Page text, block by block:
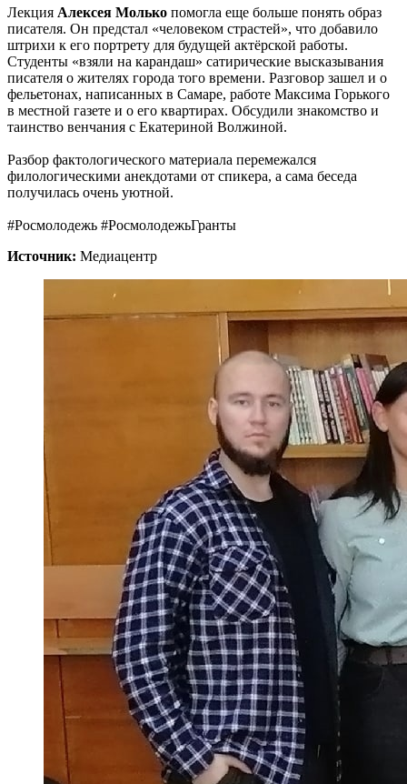
Лекция Алексея Молько помогла еще больше понять образ
писателя. Он предстал «человеком страстей», что добавило
штрихи к его портрету для будущей актёрской работы.
Студенты «взяли на карандаш» сатирические высказывания
писателя о жителях города того времени. Разговор зашел и о
фельетонах, написанных в Самаре, работе Максима Горького
в местной газете и о его квартирах. Обсудили знакомство и
таинство венчания с Екатериной Волжиной.
Разбор фактологического материала перемежался
филологическими анекдотами от спикера, а сама беседа
получилась очень уютной.
#Росмолодежь #РосмолодежьГранты
Источник: Медиацентр